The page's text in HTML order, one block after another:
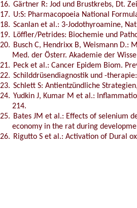
16. Gärtner R: Jod und Brustkrebs, Dt.
17. U:S: Pharmacopoeia National
18. Scanlan et al.: 3-Jodothyroamine,
19. Löffler/Petrides: Biochemie und
20. Busch C, Hendrixx B, Weismann
Med. der Österr. Akademie der
21. Peck et al.: Cancer Epidem Biom.
22. Schilddrüsendiagnostik und -
23. Schlett S: Antientzündliche
24. Yudkin J, Kumar M et al.:
214.
25. Bates JM et al.: Effects of selenium
economy in the rat during
26. Rigutto S et al.: Activation of Dural